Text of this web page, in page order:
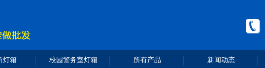
灯箱 校园警务室灯箱 所有产品 新闻动态